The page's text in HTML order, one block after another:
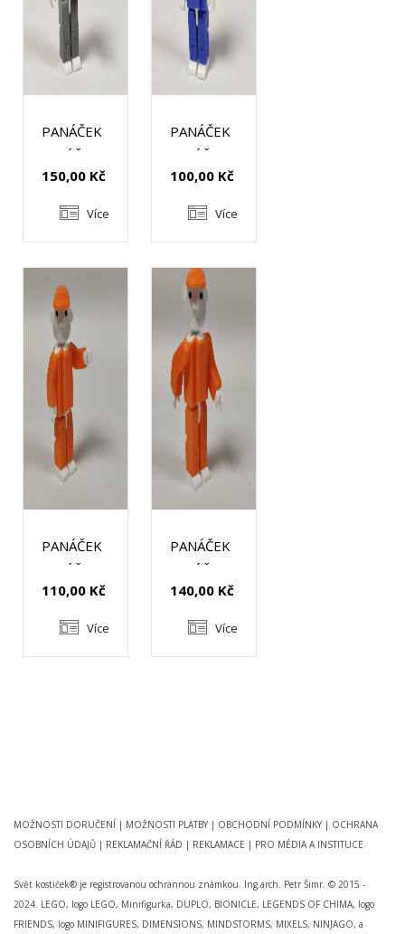
PANÁČEK
SEVÁČEK
VELKÝ
150,00 Kč
Více
PANÁČEK
SEVÁČEK
MALÝ
100,00 Kč
Více
PANÁČEK
SEVÁČEK
MALÝ
110,00 Kč
Více
PANÁČEK
SEVÁČEK
VELKÝ
140,00 Kč
Více
MOŽNOSTI DORUČENÍ | MOŽNOSTI PLATBY | OBCHODNÍ PODMÍNKY | OCHRANA
OSOBNÍCH ÚDAJŮ | REKLAMAČNÍ ŘÁD | REKLAMACE | PRO MÉDIA A INSTITUCE
Svět kostiček® je registrovanou ochrannou známkou. Ing.arch. Petr Šimr. © 2015 -
2024. LEGO, logo LEGO, Minifigurka, DUPLO, BIONICLE, LEGENDS OF CHIMA, logo
FRIENDS, logo MINIFIGURES, DIMENSIONS, MINDSTORMS, MIXELS, NINJAGO, a